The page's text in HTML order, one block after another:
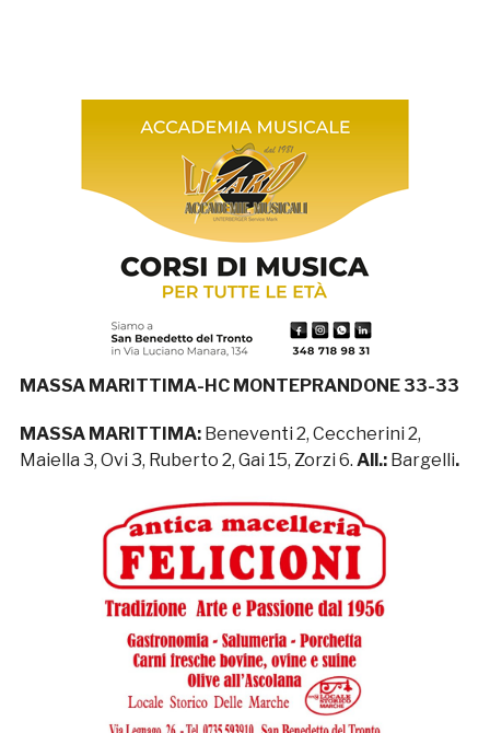
MASSA MARITTIMA-HC MONTEPRANDONE 33-33
MASSA MARITTIMA:Beneventi 2, Ceccherini 2,
Maiella 3, Ovi 3, Ruberto 2, Gai 15, Zorzi 6. All.:Bargelli.